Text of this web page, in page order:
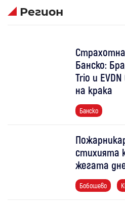
Регион
Банско:
Trio и
на крака
Банско
стихията
жегата
Бобошево